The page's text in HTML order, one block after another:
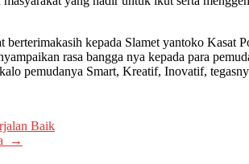
kepada Slamet yantoko Kasat
rasa bangga nya kepada para
pemudanya Smart, Kreatif, Inovatif,
Baik
→